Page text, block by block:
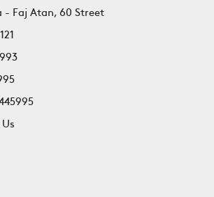
- Faj Atan, 60 Street